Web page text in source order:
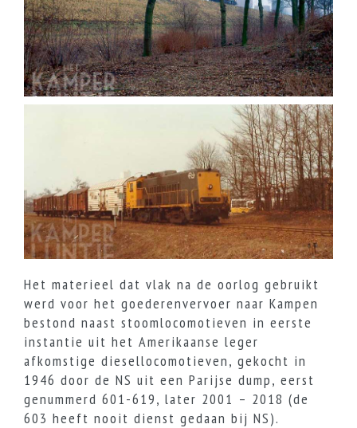
Het materieel dat vlak na de oorlog gebruikt
werd voor het goederenvervoer naar Kampen
bestond naast stoomlocomotieven in eerste
instantie uit het Amerikaanse leger
afkomstige diesellocomotieven, gekocht in
1946 door de NS uit een Parijse dump, eerst
genummerd 601-619, later 2001 – 2018 (de
603 heeft nooit dienst gedaan bij NS).